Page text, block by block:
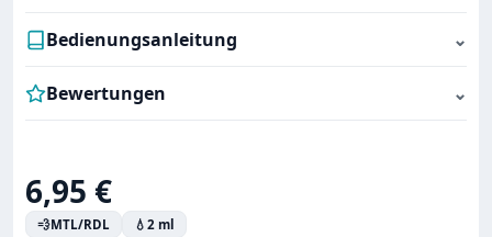
Bedienungsanleitung ⌄
Bewertungen ⌄
Regulärer Preis:
6,95 €
💨MTL/RDL 💧 2 ml